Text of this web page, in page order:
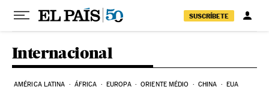
Pular para o conteúdo
SUSCRÍBETE
Internacional
AMÉRICA LATINA ÁFRICA EUROPA ORIENTE MÉDIO CHINA EUA